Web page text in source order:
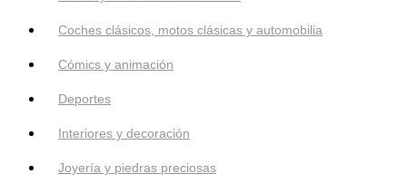
Coches clásicos, motos clásicas y automobilia
Cómics y animación
Deportes
Interiores y decoración
Joyería y piedras preciosas